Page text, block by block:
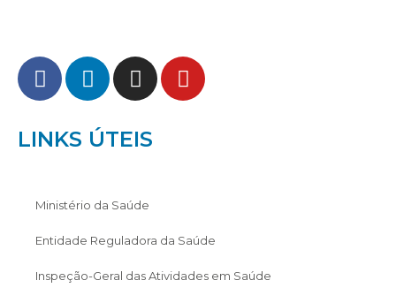
LINKS ÚTEIS
Ministério da Saúde
Entidade Reguladora da Saúde
Inspeção-Geral das Atividades em Saúde